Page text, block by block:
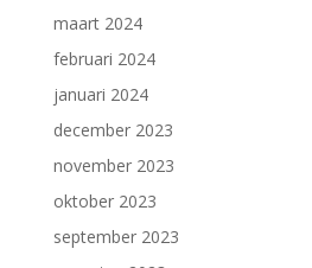
maart 2024
februari 2024
januari 2024
december 2023
november 2023
oktober 2023
september 2023